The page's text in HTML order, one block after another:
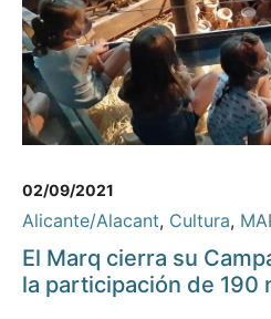
02/09/2021
Alicante/Alacant, Cultura,
El Marq cierra su
la participación de 190